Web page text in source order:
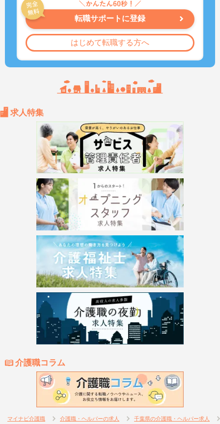
転職サポートに登録
はじめて転職する方へ
求人特集
介護職コラム
マイナビ介護職 介護職・ヘルパーの求人 千葉県の介護職・ヘルパー求人